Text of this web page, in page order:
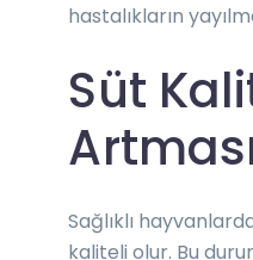
hastalıkların
Süt
Sağlıklı
kaliteli olur. Bu